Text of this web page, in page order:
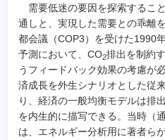
需要低迷の要因を探索するこ
通しと、実現した需要との乖離
都会議（COP3）を受けた1990
予測において、CO2排出を制約
うフィードバック効果の考慮が
済成長を外生シナリオとした従
り、経済の一般均衡モデルは排
を内生的に描写できる。当時（
は、エネルギー分析用に著者ら